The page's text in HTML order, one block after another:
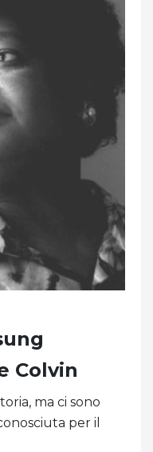
Colvin
ma ci sono
per il